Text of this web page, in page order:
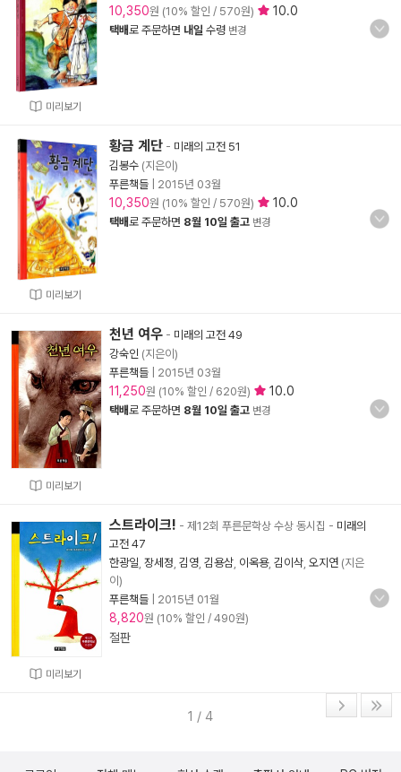
미리보기
10,350원 (10% 할인 / 570원) 10.0
택배로 주문하면 내일 수령 변경
미리보기
황금 계단 - 미래의 고전 51
김봉수 (지은이)
푸른책들
2015년 03월
10,350원 (10% 할인 / 570원) 10.0
택배로 주문하면 8월 10일 출고 변경
미리보기
천년 여우 - 미래의 고전 49
강숙인 (지은이)
푸른책들
2015년 03월
11,250원 (10% 할인 / 620원) 10.0
택배로 주문하면 8월 10일 출고 변경
미리보기
스트라이크! - 제12회 푸른문학상 수상 동시집 - 미래의
고전 47
한광일 장세정 김영 김용삼 이옥용, 김이삭 오지연 (지은
이)
푸른책들
2015년 01월
8,820원 (10% 할인 / 490원)
절판
1 / 4